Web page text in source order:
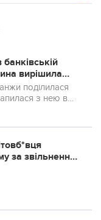
вирішила
поділилася
з нею в
за звільнення.
з цим!